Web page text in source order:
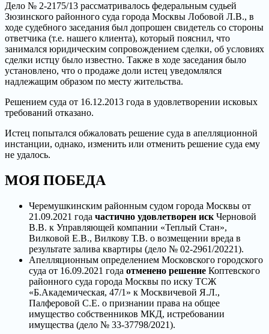
Дело № 2-2175/13 рассматривалось федеральным судьей
Зюзинского районного суда города Москвы Лобовой Л.В., в
ходе судебного заседания был допрошен свидетель со стороны
ответчика (т.е. нашего клиента), который пояснил, что
занимался юридическим сопровождением сделки, об условиях
сделки истцу было известно. Также в ходе заседания было
установлено, что о продаже доли истец уведомлялся
надлежащим образом по месту жительства.
Решением суда от 16.12.2013 года в удовлетворении исковых
требований отказано.
Истец попытался обжаловать решение суда в апелляционной
инстанции, однако, изменить или отменить решение суда ему
не удалось.
МОЯ ПОБЕДА
Черемушкинским районным судом города Москвы от
21.09.2021 года частично удовлетворен иск Черновой
В.В. к Управляющей компании «Теплый Стан»,
Вилковой Е.В., Вилкову Т.В. о возмещении вреда в
результате залива квартиры (дело № 02-2961/20221).
Апелляционным определением Московского городского
суда от 16.09.2021 года отменено решение Коптевского
районного суда города Москвы по иску ТСЖ
«Б.Академическая, 47/1» к Москвичевой Я.Л.,
Палферовой С.Е. о признании права на общее
имущество собственников МКД, истребовании
имущества (дело № 33-37798/2021).